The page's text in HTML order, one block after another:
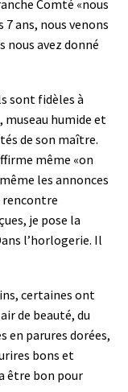
Comté «nous
ans, nous venons
nous avez donné
sont fidèles à
museau humide et
de son maître.
même «on
les annonces
rencontre
je pose la
l’horlogerie. Il
certaines ont
de beauté, du
en parures dorées,
bons et
être bon pour